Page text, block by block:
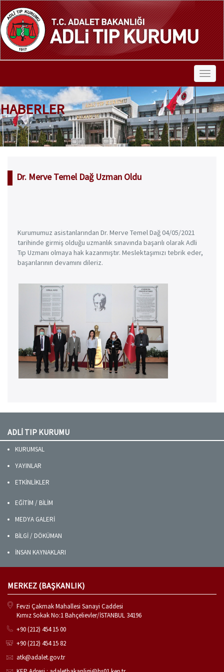
HABERLER
Dr. Merve Temel Dağ Uzman Oldu
Kurumumuz asistanlarından Dr. Merve Temel Dağ 04/05/2021
tarihinde girmiş olduğu uzmanlık sınavında başarılı olarak Adli
Tıp Uzmanı olmaya hak kazanmıştır. Meslektaşımızı tebrik eder,
başarılarının devamını dileriz.
ADLİ TIP KURUMU
KURUMSAL
YAYINLAR
ETKİNLİKLER
EĞİTİM / BİLİM
MEDYA GALERİ
BİLGİ / DÖKÜMAN
İNSAN KAYNAKLARI
MERKEZ (BAŞKANLIK)
Fevzi Çakmak Mahallesi Sanayi Caddesi
Kımız Sokak No:1 Bahçelievler/İSTANBUL 34196
+90 (212) 454 15 00
+90 (212) 454 15 82
atk@adalet.gov.tr